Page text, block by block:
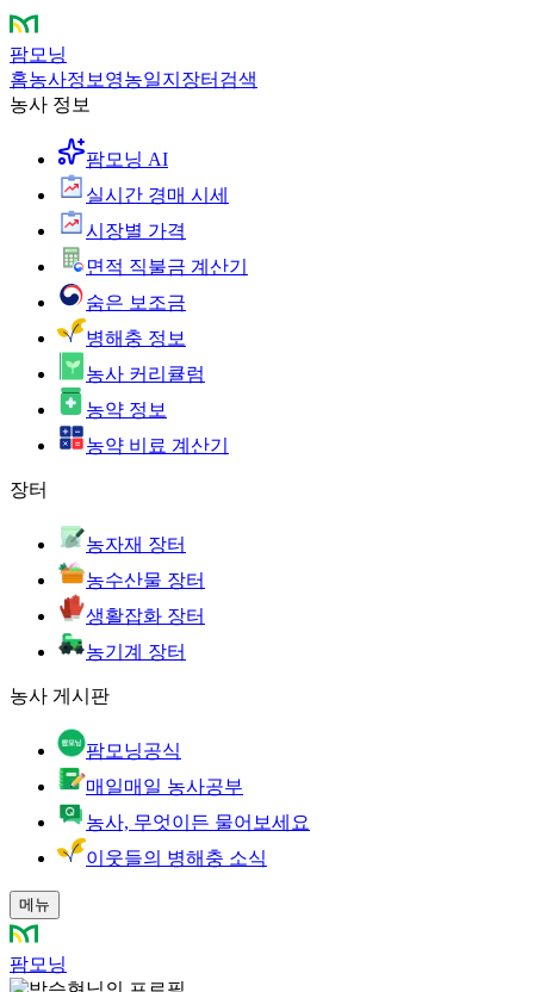
팜모닝
홈농사정보 영농일지 장터 검색
농사 정보
팜모닝 AI
실시간 경매 시세
시장별 가격
면적 직불금 계산기
숨은 보조금
병해충 정보
농사 커리큘럼
농약 정보
농약 비료 계산기
장터
농자재 장터
농수산물 장터
생활잡화 장터
농기계 장터
농사 게시판
팜모닝공식
매일매일 농사공부
농사, 무엇이든 물어보세요
이웃들의 병해충 소식
메뉴
팜모닝